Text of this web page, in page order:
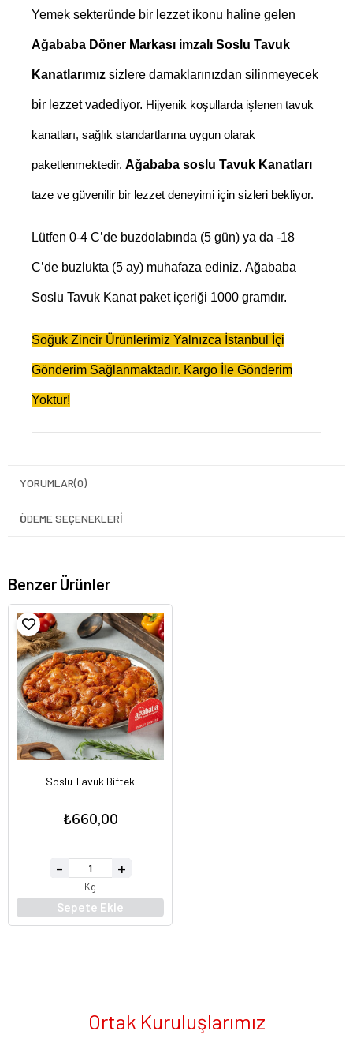
Yemek sekteründe bir lezzet ikonu haline gelen
Ağababa Döner Markası imzalı Soslu Tavuk
Kanatlarımız sizlere damaklarınızdan silinmeyecek
bir lezzet vadediyor. Hijyenik koşullarda işlenen tavuk
kanatları, sağlık standartlarına uygun olarak
paketlenmektedir. Ağababa soslu Tavuk Kanatları
taze ve güvenilir bir lezzet deneyimi için sizleri bekliyor.
Lütfen 0-4 C’de buzdolabında (5 gün) ya da -18
C’de buzlukta (5 ay) muhafaza ediniz. Ağababa
Soslu Tavuk Kanat paket içeriği 1000 gramdır.
Soğuk Zincir Ürünlerimiz Yalnızca İstanbul İçi
Gönderim Sağlanmaktadır. Kargo İle Gönderim
Yoktur!
YORUMLAR(0)
ÖDEME SEÇENEKLERI
Benzer Ürünler
Soslu Tavuk Biftek
Kg
₺660,00
Sepete Ekle
Ortak Kuruluşlarımız